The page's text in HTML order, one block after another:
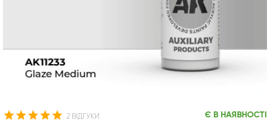
2 ВІДГУКИ Є В НАЯВНОСТІ